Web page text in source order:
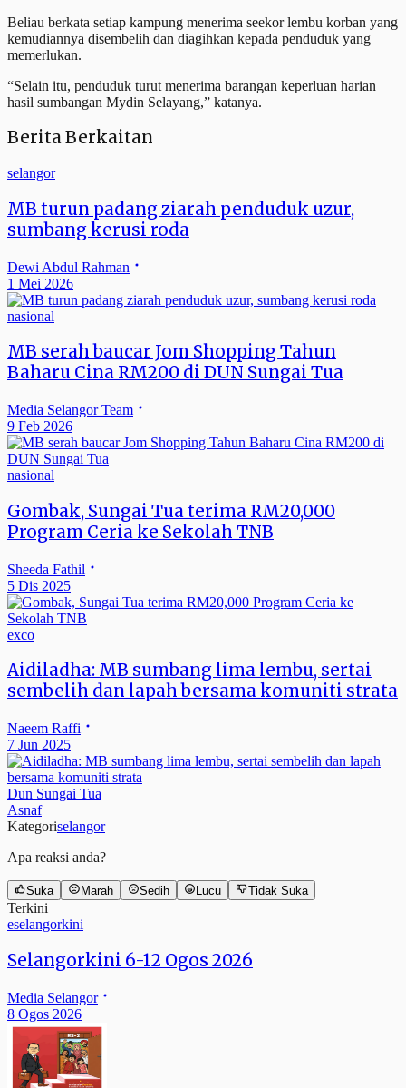
Beliau berkata setiap kampung menerima seekor lembu korban yang
kemudiannya disembelih dan diagihkan kepada penduduk yang
memerlukan.
“Selain itu, penduduk turut menerima barangan keperluan harian
hasil sumbangan Mydin Selayang,” katanya.
Berita Berkaitan
selangor
MB turun padang ziarah penduduk uzur,
sumbang kerusi roda
Dewi Abdul Rahman
1 Mei 2026
nasional
MB serah baucar Jom Shopping Tahun
Baharu Cina RM200 di DUN Sungai Tua
Media Selangor Team
9 Feb 2026
nasional
Gombak, Sungai Tua terima RM20,000
Program Ceria ke Sekolah TNB
Sheeda Fathil
5 Dis 2025
exco
Aidiladha: MB sumbang lima lembu, sertai
sembelih dan lapah bersama komuniti strata
Naeem Raffi
7 Jun 2025
Dun Sungai Tua
Asnaf
Kategoriselangor
Apa reaksi anda?
Suka Marah Sedih Lucu Tidak Suka
Terkini
eselangorkini
Selangorkini 6-12 Ogos 2026
Media Selangor
8 Ogos 2026